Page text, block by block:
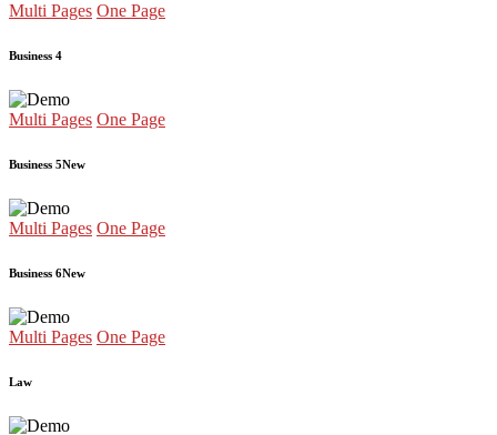
Multi Pages One Page
Business 4
Multi Pages One Page
Business 5New
Multi Pages One Page
Business 6New
Multi Pages One Page
Law